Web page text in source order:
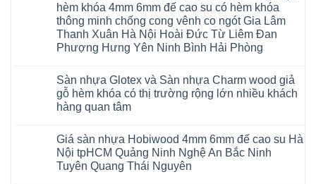
khẩu
Malaysia
14
AI
RUM
AI
35
AI
AI
37
AI
dày
12mm
luận
ở
Sửa
sàn
nhựa
giả
khóa
4mm
6mm
đế
cao
charm
wood
hobiwood
kosmos
hèm khóa 4mm 6mm đế cao su có hèm khóa
thông minh chống cong vênh co ngót Gia Lâm
Thanh Xuân Hà Nội Hoài Đức Từ Liêm Đan
Phượng Hưng Yên Ninh Bình Hải Phòng
bình
luận
ở
Sàn
và
Sàn
nhựa
Hobiwood
giả
Sàn nhựa Glotex và Sàn nhựa Charm wood giả
gỗ hèm khóa có thị trường rộng lớn nhiều khách
hàng quan tâm
bình
luận
ở
Sàn
Giá sàn nhựa Hobiwood 4mm 6mm đế cao su Hà
Nội tpHCM Quảng Ninh Nghệ An Bắc Ninh
Tuyên Quang Thái Nguyên